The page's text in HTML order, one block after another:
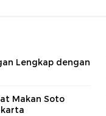
Lengkap dengan
Makan Soto